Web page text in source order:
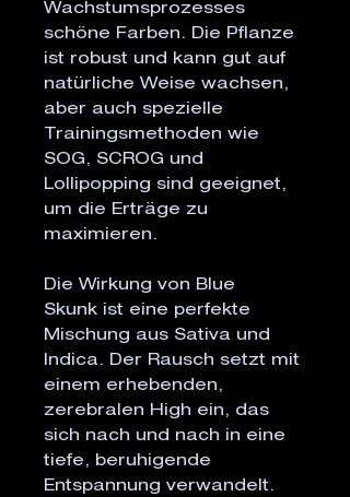
Wachstumsprozesses
schöne Farben. Die Pflanze
ist robust und kann gut auf
natürliche Weise wachsen,
aber auch spezielle
Trainingsmethoden wie
SOG, SCROG und
Lollipopping sind geeignet,
um die Erträge zu
maximieren.
Die Wirkung von Blue
Skunk ist eine perfekte
Mischung aus Sativa und
Indica. Der Rausch setzt mit
einem erhebenden,
zerebralen High ein, das
sich nach und nach in eine
tiefe, beruhigende
Entspannung verwandelt.